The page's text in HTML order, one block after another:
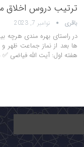
ترتیب دروس اخلاق
باقری نوامبر 7, 2023
در راستای بهره مندی هرچه
ها بعد از نماز جماعت
هفته اول: آیت الله فیاضی